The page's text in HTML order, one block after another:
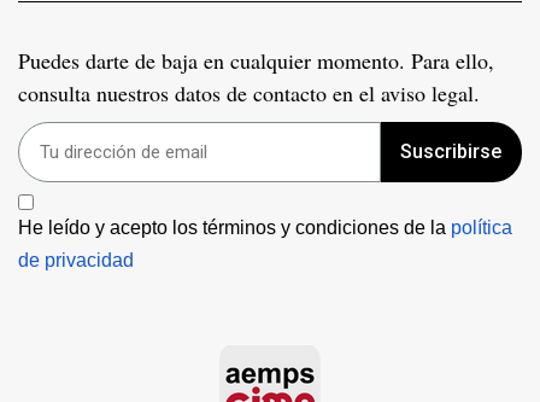
Puedes darte de baja en cualquier momento. Para ello,
consulta nuestros datos de contacto en el aviso legal.
Suscribirse
He leído y acepto los términos y condiciones de la política
de privacidad